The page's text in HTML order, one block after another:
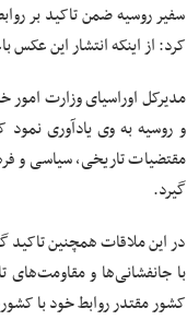
سفیر روسیه ضمن تاکید بر
کرد: از اینکه انتشار این
مدیرکل اوراسیای وزارت
و روسیه به وی یادآوری
مقتضیات تاریخی، سیاسی و
گیرد.
با جانفشانی‌ها و
کشور مقتدر روابط خود با